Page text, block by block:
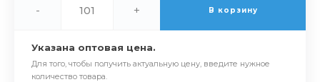
- + В корзину
Указана оптовая цена.
Для того, чтобы получить актуальную цену, введите нужное
количество товара.